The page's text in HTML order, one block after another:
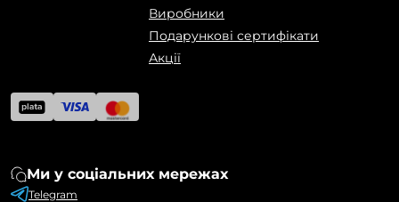
Виробники
Подарункові сертифікати
Акції
Ми у соціальних мережах
Telegram